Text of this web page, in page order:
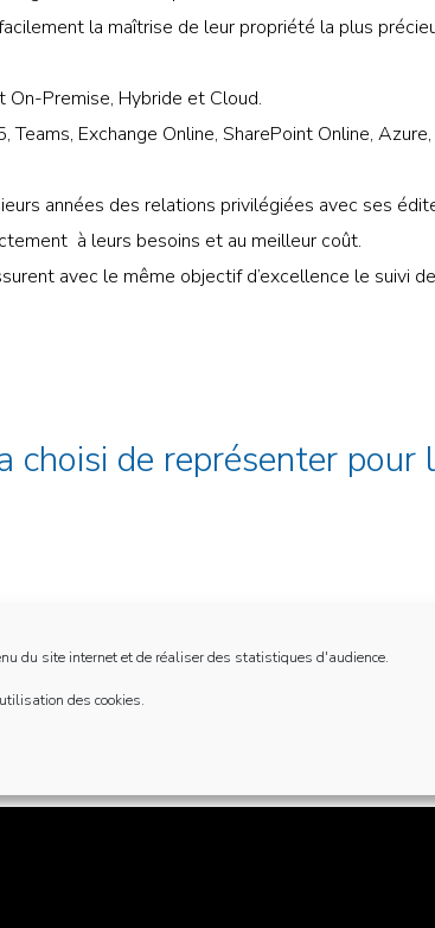
du site internet et de réaliser des statistiques d'audience.
des cookies.
la maîtrise de leur propriété la plus
On-Premise, Hybride et Cloud.
Exchange Online, SharePoint Online,
années des relations privilégiées avec ses
à leurs besoins et au meilleur coût.
avec le même objectif d’excellence le
choisi de représenter pour